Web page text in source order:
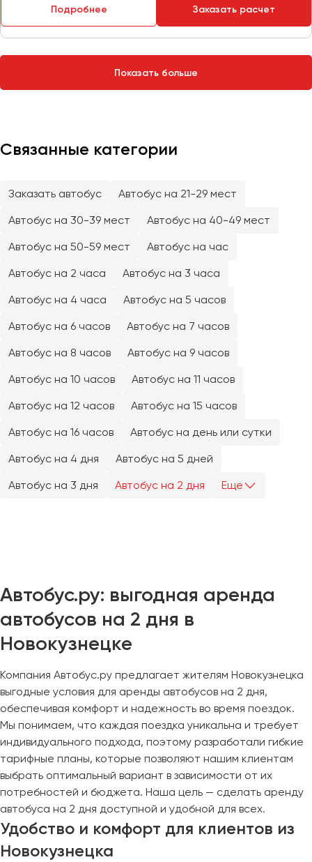
Подробнее Заказать расчет
Показать больше
Связанные категории
Заказать автобус
Автобус на 21-29 мест
Автобус на 30-39 мест
Автобус на 40-49 мест
Автобус на 50-59 мест
Автобус на час
Автобус на 2 часа
Автобус на 3 часа
Автобус на 4 часа
Автобус на 5 часов
Автобус на 6 часов
Автобус на 7 часов
Автобус на 8 часов
Автобус на 9 часов
Автобус на 10 часов
Автобус на 11 часов
Автобус на 12 часов
Автобус на 15 часов
Автобус на 16 часов
Автобус на день или сутки
Автобус на 4 дня
Автобус на 5 дней
Автобус на 3 дня
Автобус на 2 дня Еще
Автобус.ру: выгодная аренда
автобусов на 2 дня в
Новокузнецке
Компания Автобус.ру предлагает жителям Новокузнецка
выгодные условия для аренды автобусов на 2 дня,
обеспечивая комфорт и надежность во время поездок.
Мы понимаем, что каждая поездка уникальна и требует
индивидуального подхода, поэтому разработали гибкие
тарифные планы, которые позволяют нашим клиентам
выбрать оптимальный вариант в зависимости от их
потребностей и бюджета. Наша цель — сделать аренду
автобуса на 2 дня доступной и удобной для всех.
Удобство и комфорт для клиентов из
Новокузнецка
Тверь
Тольятти
Улан-Удэ
Уфа
Феодосия
Чебоксары
Челябинск
Чита
Ярославль